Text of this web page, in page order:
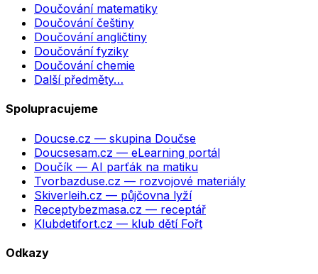
Doučování matematiky
Doučování češtiny
Doučování angličtiny
Doučování fyziky
Doučování chemie
Další předměty…
Spolupracujeme
Doucse.cz — skupina Doučse
Doucsesam.cz — eLearning portál
Doučík — AI parťák na matiku
Tvorbazduse.cz — rozvojové materiály
Skiverleih.cz — půjčovna lyží
Receptybezmasa.cz — receptář
Klubdetifort.cz — klub dětí Fořt
Odkazy